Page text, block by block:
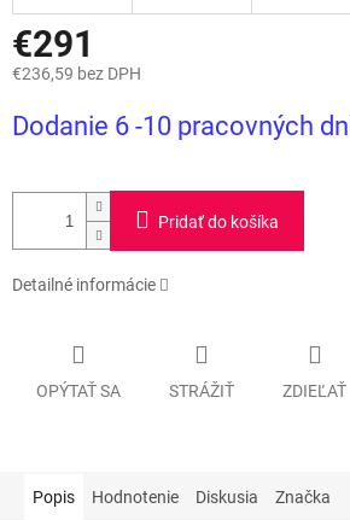
€291
€236,59 bez DPH
cena:
Dodanie 6 -10 pracovných
Pridať do košíka
Detailné informácie
OPÝTAŤ SA STRÁŽIŤ ZDIEĽAŤ
Popis Hodnotenie Diskusia Značka